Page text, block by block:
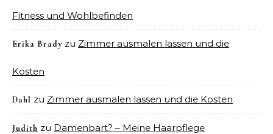
Fitness und Wohlbefinden
Erika Brady zu Zimmer ausmalen lassen und die
Kosten
Dahl zu Zimmer ausmalen lassen und die Kosten
Judith zu Damenbart? – Meine Haarpflege